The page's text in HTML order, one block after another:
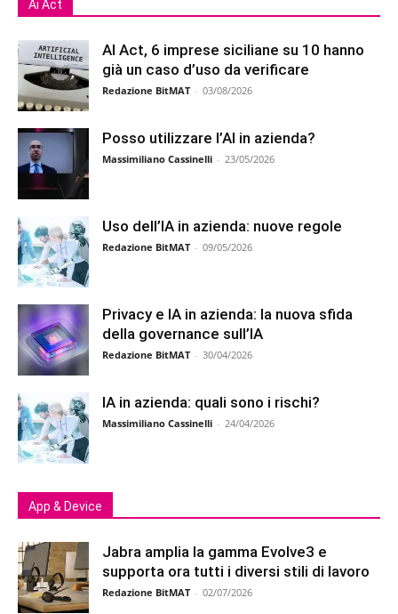
Ai Act
AI Act, 6 imprese siciliane su 10 hanno
già un caso d’uso da verificare
Redazione BitMAT - 03/08/2026
Posso utilizzare l’AI in azienda?
Massimiliano Cassinelli - 23/05/2026
Uso dell’IA in azienda: nuove regole
Redazione BitMAT - 09/05/2026
Privacy e IA in azienda: la nuova sfida
della governance sull’IA
Redazione BitMAT - 30/04/2026
IA in azienda: quali sono i rischi?
Massimiliano Cassinelli - 24/04/2026
App & Device
Jabra amplia la gamma Evolve3 e
supporta ora tutti i diversi stili di lavoro
Redazione BitMAT - 02/07/2026